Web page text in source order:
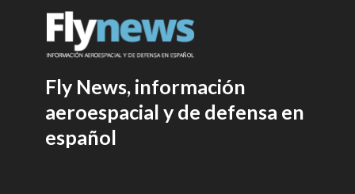
Fly News, información
aeroespacial y de defensa en
español